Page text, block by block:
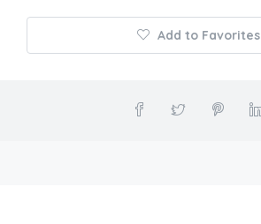
Add to Favorites